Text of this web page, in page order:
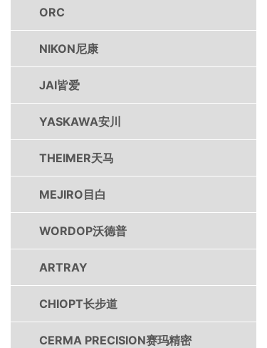
ORC
NIKON尼康
JAI皆爱
YASKAWA安川
THEIMER天马
MEJIRO目白
WORDOP沃德普
ARTRAY
CHIOPT长步道
CERMA PRECISION赛玛精密